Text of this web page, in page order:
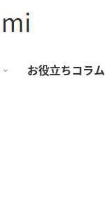
お役立ちコラム